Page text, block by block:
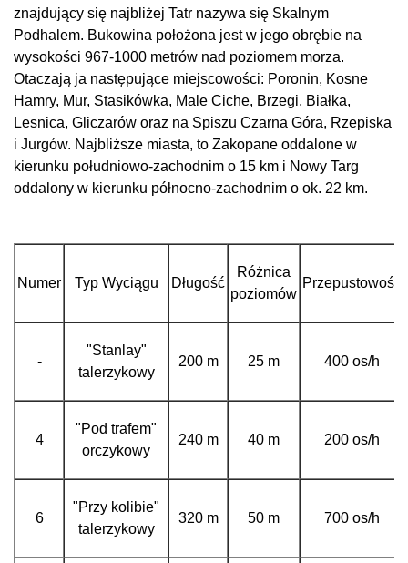
znajdujący się najbliżej Tatr nazywa się Skalnym
Podhalem. Bukowina położona jest w jego obrębie na
wysokości 967-1000 metrów nad poziomem morza.
Otaczają ja następujące miejscowości: Poronin, Kosne
Hamry, Mur, Stasikówka, Male Ciche, Brzegi, Białka,
Lesnica, Gliczarów oraz na Spiszu Czarna Góra, Rzepiska
i Jurgów. Najbliższe miasta, to Zakopane oddalone w
kierunku południowo-zachodnim o 15 km i Nowy Targ
oddalony w kierunku północno-zachodnim o ok. 22 km.
Numer Typ Wyciągu Długość
Różnica
poziomów
Przepustowość
-
"Stanlay"
talerzykowy
200 m 25 m 400 os/h
4
"Pod trafem"
orczykowy
240 m 40 m 200 os/h
6
"Przy kolibie"
talerzykowy
320 m 50 m 700 os/h